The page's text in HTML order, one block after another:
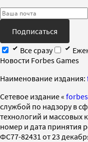
Подписаться
Все сразу
Новости Forbes Games
Наименование издания:
Cетевое издание «
службой по надзору в
технологий и массовых
номер и дата принятия
ФС77-82431 от 23